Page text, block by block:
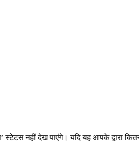
नहीं देख पाएंगे। यदि यह आपके द्वारा